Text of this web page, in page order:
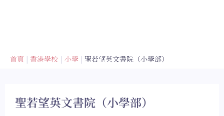
首頁 香港學校 小學 聖若望英文書院（小學部）
聖若望英文書院（小學部）